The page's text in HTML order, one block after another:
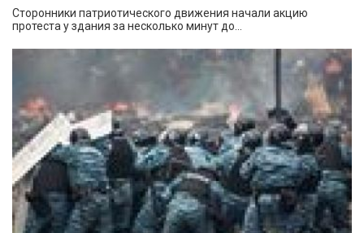
Сторонники патриотического движения начали акцию
протеста у здания за несколько минут до...